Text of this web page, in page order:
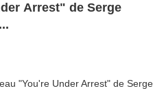
Arrest" de Serge